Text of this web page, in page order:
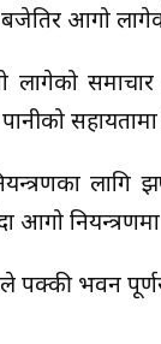
आगो
समाचार
लागि
आगो
भवन